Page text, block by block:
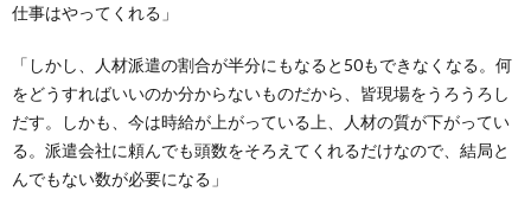
仕事はやってくれる」
「しかし、人材派遣の割合が半分にもなると50もできなくなる。何
をどうすればいいのか分からないものだから、皆現場をうろうろし
だす。しかも、今は時給が上がっている上、人材の質が下がってい
る。派遣会社に頼んでも頭数をそろえてくれるだけなので、結局と
んでもない数が必要になる」